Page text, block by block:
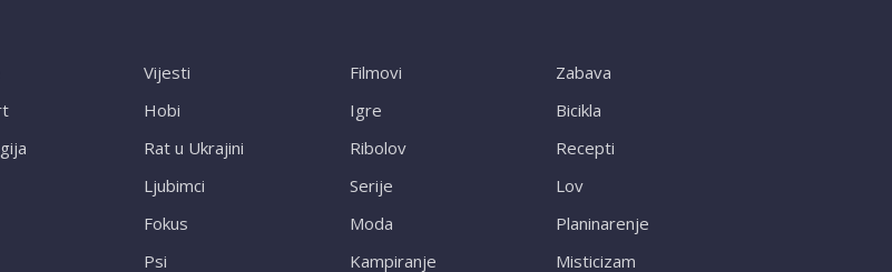
Vijesti
Hobi
Rat u Ukrajini
Ljubimci
Fokus
Psi
Filmovi
Igre
Ribolov
Serije
Moda
Kampiranje
Zabava
Bicikla
Recepti
Lov
Planinarenje
Misticizam